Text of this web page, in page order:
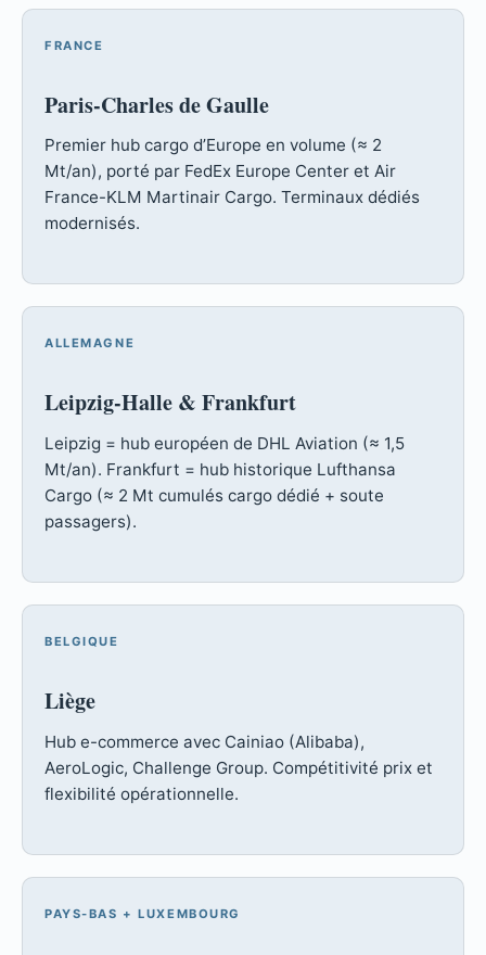
FRANCE
Paris-Charles de Gaulle
Premier hub cargo d’Europe en volume (≈ 2
Mt/an), porté par FedEx Europe Center et Air
France-KLM Martinair Cargo. Terminaux dédiés
modernisés.
ALLEMAGNE
Leipzig-Halle & Frankfurt
Leipzig = hub européen de DHL Aviation (≈ 1,5
Mt/an). Frankfurt = hub historique Lufthansa
Cargo (≈ 2 Mt cumulés cargo dédié + soute
passagers).
BELGIQUE
Liège
Hub e-commerce avec Cainiao (Alibaba),
AeroLogic, Challenge Group. Compétitivité prix et
flexibilité opérationnelle.
PAYS-BAS + LUXEMBOURG